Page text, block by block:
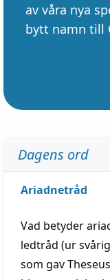
av våra nya
bytt namn till
Dagens ord
Ariadnetråd
Vad betyder
ledtråd (ur
som gav